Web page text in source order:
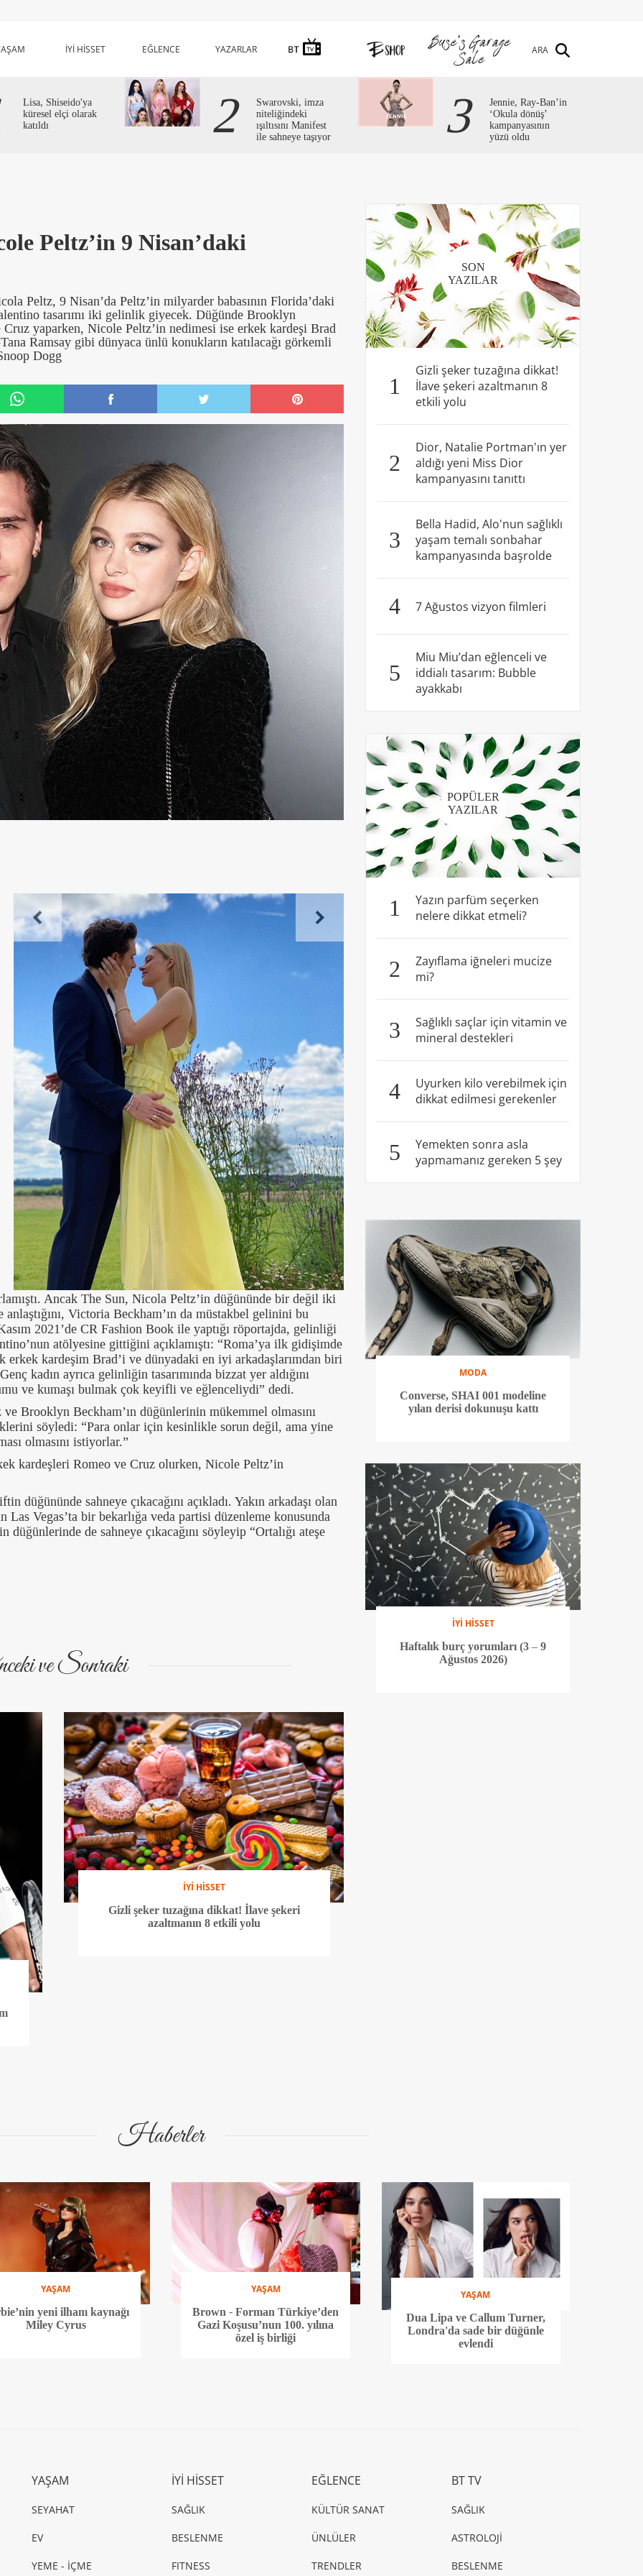
İYİ HİSSET EĞLENCE YAZARLAR ARA
Lisa, Shiseido'ya
küresel elçi olarak
katıldı
2
Swarovski, imza
niteliğindeki
ışıltısını Manifest
ile sahneye taşıyor
3
Jennie, Ray-Ban’in
‘Okula dönüş’
kampanyasının
yüzü oldu
Peltz’in 9 Nisan’daki
Peltz, 9 Nisan’da Peltz’in milyarder babasının Florida’daki
tasarımı iki gelinlik giyecek. Düğünde Brooklyn
Cruz yaparken, Nicole Peltz’in nedimesi ise erkek kardeşi Brad
Ramsay gibi dünyaca ünlü konukların katılacağı görkemli
Dogg
Ancak The Sun, Nicola Peltz’in düğününde bir değil iki
Victoria Beckham’ın da müstakbel gelinini bu
2021’de CR Fashion Book ile yaptığı röportajda, gelinliği
atölyesine gittiğini açıklamıştı: “Roma’ya ilk gidişimde
erkek kardeşim Brad’i ve dünyadaki en iyi arkadaşlarımdan biri
kadın ayrıca gelinliğin tasarımında bizzat yer aldığını
ve kumaşı bulmak çok keyifli ve eğlenceliydi” dedi.
Brooklyn Beckham’ın düğünlerinin mükemmel olmasını
söyledi: “Para onlar için kesinlikle sorun değil, ama yine
olmasını istiyorlar.”
kardeşleri Romeo ve Cruz olurken, Nicole Peltz’in
düğününde sahneye çıkacağını açıkladı. Yakın arkadaşı olan
Vegas’ta bir bekarlığa veda partisi düzenleme konusunda
de sahneye çıkacağını söyleyip “Ortalığı ateşe
ve Sonraki
İYİ HİSSET
Gizli şeker tuzağına dikkat! İlave şekeri
azaltmanın 8 etkili yolu
SON
YAZILAR
1
Gizli şeker tuzağına dikkat!
İlave şekeri azaltmanın 8
etkili yolu
2
Dior, Natalie Portman'ın yer
aldığı yeni Miss Dior
kampanyasını tanıttı
3
Bella Hadid, Alo'nun sağlıklı
yaşam temalı sonbahar
kampanyasında başrolde
4 7 Ağustos vizyon filmleri
5
Miu Miu’dan eğlenceli ve
iddialı tasarım: Bubble
ayakkabı
POPÜLER
YAZILAR
1
Yazın parfüm seçerken
nelere dikkat etmeli?
2
Zayıflama iğneleri mucize
mi?
3
Sağlıklı saçlar için vitamin ve
mineral destekleri
4
Uyurken kilo verebilmek için
dikkat edilmesi gerekenler
5
Yemekten sonra asla
yapmamanız gereken 5 şey
MODA
Converse, SHAI 001 modeline
yılan derisi dokunuşu kattı
İYİ HİSSET
Haftalık burç yorumları (3 – 9
Ağustos 2026)
Haberler
YAŞAM
yeni ilham kaynağı
Miley Cyrus
YAŞAM
Brown - Forman Türkiye’den
Gazi Koşusu’nun 100. yılına
özel iş birliği
YAŞAM
Dua Lipa ve Callum Turner,
Londra'da sade bir düğünle
evlendi
YAŞAM
SEYAHAT
EV
YEME - İÇME
İYİ HİSSET
SAĞLIK
BESLENME
FITNESS
EĞLENCE
KÜLTÜR SANAT
ÜNLÜLER
TRENDLER
BT TV
SAĞLIK
ASTROLOJİ
BESLENME